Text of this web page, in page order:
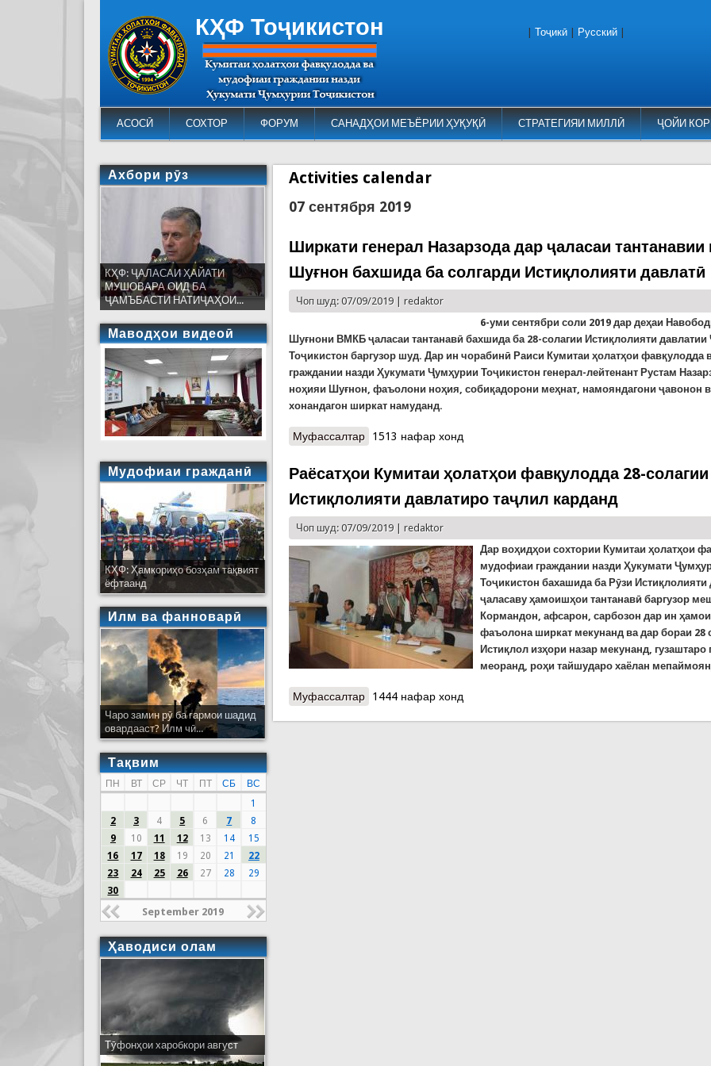
КҲФ Тоҷикистон
АСОСӢ СОХТОР ФОРУМ САНАДҲОИ МЕЪЁРИИ ҲУҚУҚӢ СТРАТЕГИЯИ МИЛЛӢ ҶОЙИ
Тоҷикӣ Русский
Activities calendar
07 сентября 2019
Ширкати генерал Назарзода дар ҷаласаи тантанавии
Шуғнон бахшида ба солгарди Истиқлолияти давлатӣ
Чоп шуд: 07/09/2019 |redaktor
6-уми сентябри соли 2019 дар деҳаи
Шуғнони ВМКБ ҷаласаи тантанавӣ бахшида ба 28-солагии Истиқлолияти
Тоҷикистон баргузор шуд. Дар ин чорабинӣ Раиси Кумитаи ҳолатҳои фавқулодда
граждании назди Ҳукумати Ҷумҳурии Тоҷикистон генерал-лейтенант Рустам
ноҳияи Шуғнон, фаъолони ноҳия, собиқадорони меҳнат, намояндагони ҷавонон
хонандагон ширкат намуданд.
Муфассалтар о Ширкати генерал Назарзода дар ҷаласаи тантанавии ноҳияи
1513 нафар хонд
Раёсатҳои Кумитаи ҳолатҳои фавқулодда 28-солагии
Истиқлолияти давлатиро таҷлил карданд
Чоп шуд: 07/09/2019 |redaktor
Дар воҳидҳои сохтории Кумитаи ҳолатҳои
мудофиаи граждании назди Ҳукумати
Тоҷикистон бахашида ба Рӯзи Истиқлолияти
ҷаласаву ҳамоишҳои тантанавӣ баргузор
Кормандон, афсарон, сарбозон дар ин
фаъолона ширкат мекунанд ва дар бораи 28
Истиқлол изҳори назар мекунанд, гузаштаро
меоранд, роҳи тайшударо хаёлан
Муфассалтар о Раёсатҳои Кумитаи ҳолатҳои фавқулодда 28-солагии
1444 нафар хонд
Ахбори рӯз
КҲФ: ҶАЛАСАИ ҲАЙАТИ
МУШОВАРА ОИД БА
ҶАМЪБАСТИ НАТИҶАҲОИ...
Маводҳои видеоӣ
Мудофиаи гражданӣ
КҲФ: Ҳамкориҳо бозҳам тақвият
ёфтаанд
Илм ва фанноварӣ
Чаро замин рӯ ба гармои шадид
овардааст? Илм чӣ...
Тақвим
ПН ВТ СР ЧТ ПТ СБ
ВС
1
2
3 4 5 6 7
8
9
10 11 12 13 14
15
16
17 18 19 20 21
22
23
24 25 26 27 28
29
30
September 2019
Ҳаводиси олам
Тӯфонҳои харобкори август